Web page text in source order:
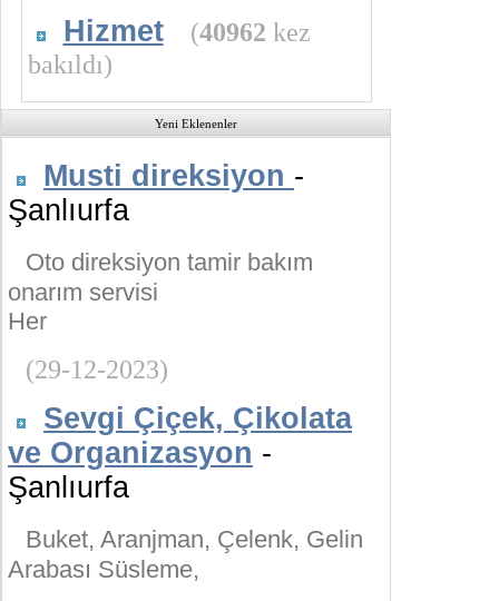
Hizmet (40962 kez
bakıldı)
Yeni Eklenenler
Musti direksiyon -
Şanlıurfa
Oto direksiyon tamir bakım
onarım servisi
Her
(29-12-2023)
Sevgi Çiçek, Çikolata
ve Organizasyon -
Şanlıurfa
Buket, Aranjman, Çelenk, Gelin
Arabası Süsleme,